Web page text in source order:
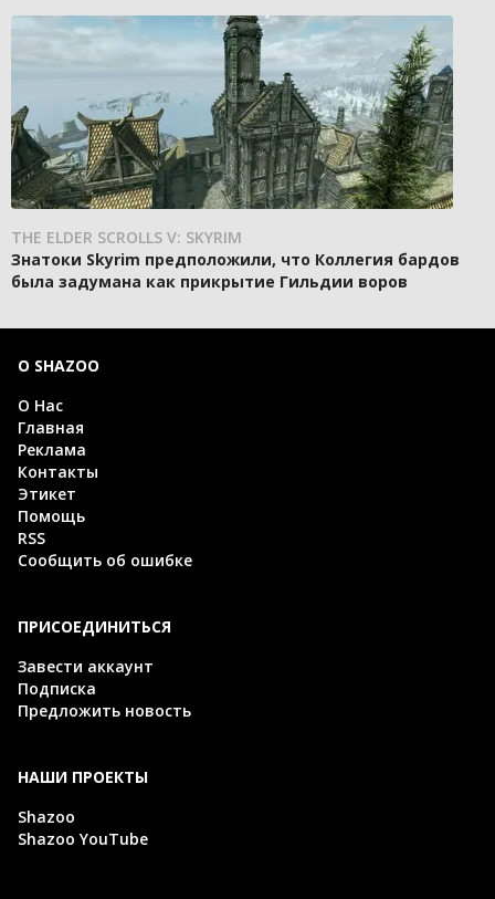
THE ELDER SCROLLS V: SKYRIM
Знатоки Skyrim предположили, что Коллегия бардов
была задумана как прикрытие Гильдии воров
О SHAZOO
О Нас
Главная
Реклама
Контакты
Этикет
Помощь
RSS
Сообщить об ошибке
ПРИСОЕДИНИТЬСЯ
Завести аккаунт
Подписка
Предложить новость
НАШИ ПРОЕКТЫ
Shazoo
Shazoo YouTube